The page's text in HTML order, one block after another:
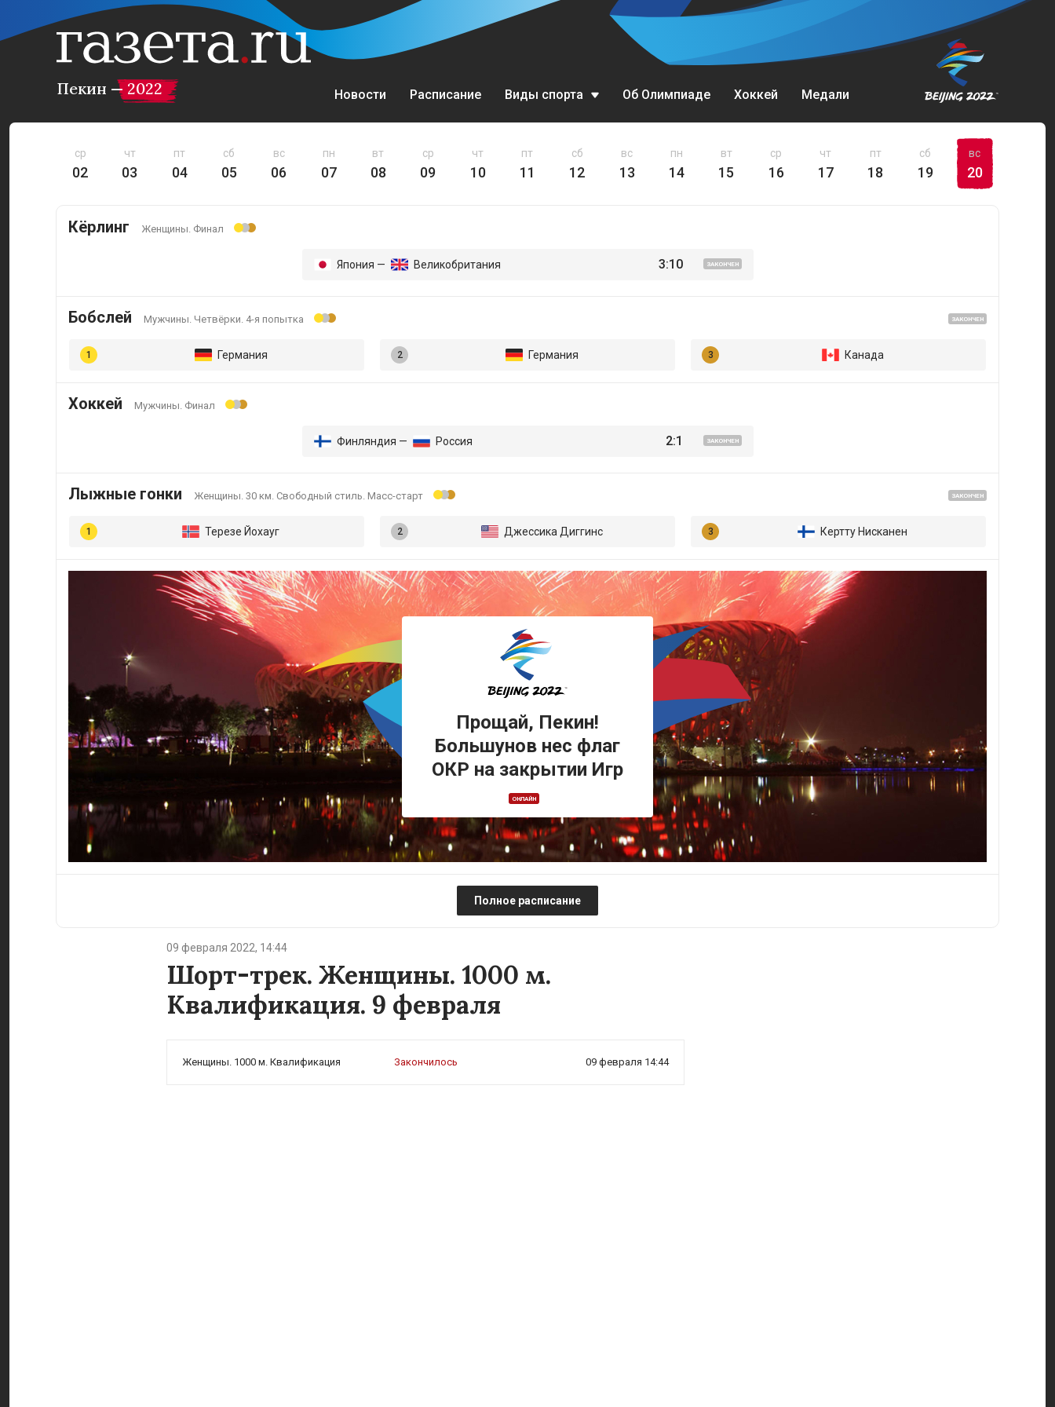
Пекин — 2022 Новости Расписание Виды спорта
Бобслей
Сноуборд
Фигурное катание
Фристайл
Хоккей
Шорт-трек
Об Олимпиаде Хоккей Медали
ср
02
чт
03
пт
04
сб
05
вс
06
пн
07
вт
08
ср
09
чт
10
пт
11
сб
12
вс
13
пн
14
вт
15
ср
16
чт
17
пт
18
сб
19
вс
20
Кёрлинг Женщины. Финал
Япония — Великобритания 3:10 ЗАКОНЧЕН
Бобслей Мужчины. Четвёрки. 4-я попытка ЗАКОНЧЕН
Германия Германия Канада
Хоккей Мужчины. Финал
Финляндия — Россия 2:1 ЗАКОНЧЕН
Лыжные гонки Женщины. 30 км. Свободный стиль. Масс-старт ЗАКОНЧЕН
Терезе Йохауг Джессика Диггинс Кертту Нисканен
Прощай, Пекин!
Большунов нес флаг
ОКР на закрытии Игр
ОНЛАЙН
Полное расписание
09 февраля 2022, 14:44
Шорт-трек. Женщины. 1000 м.
Квалификация. 9 февраля
Женщины. 1000 м. Квалификация Закончилось 09 февраля 14:44